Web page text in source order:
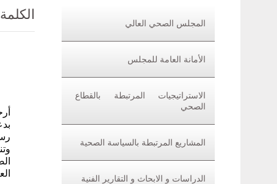
المجلس الصحي العالي
الأمانة العامة للمجلس
الاستراتيجيات المرتبطة بالقطاع
الصحي
المشاريع المرتبطة بالسياسة الصحية
الدراسات و الابحاث و التقارير الفنية